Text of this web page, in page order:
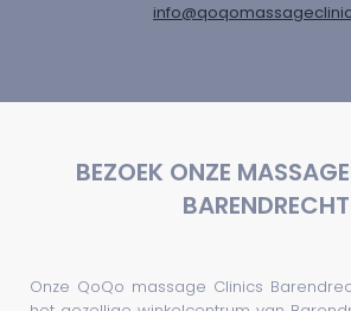
BEZOEK ONZE
BARENDRECHT
Onze QoQo massage Clinics